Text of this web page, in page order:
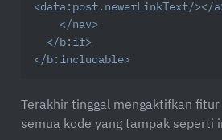
<data:post.newerLinkText/></a
</nav>
</ b:if>
</ b:includable>
Terakhir tinggal mengaktifkan
semua kode yang tampak seperti